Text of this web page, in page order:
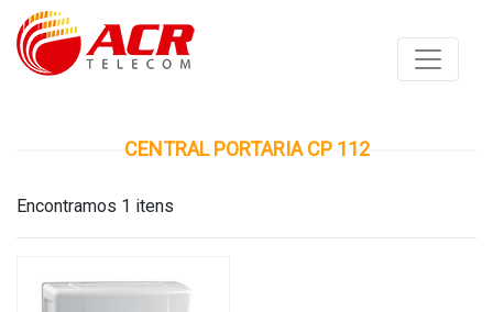
CENTRAL PORTARIA CP 112
Encontramos 1 itens